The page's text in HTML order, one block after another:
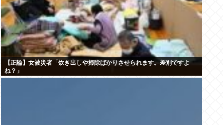
【正論】女被災者「炊き出しや掃除ばかりさせられます。差別ですよ
ね？」